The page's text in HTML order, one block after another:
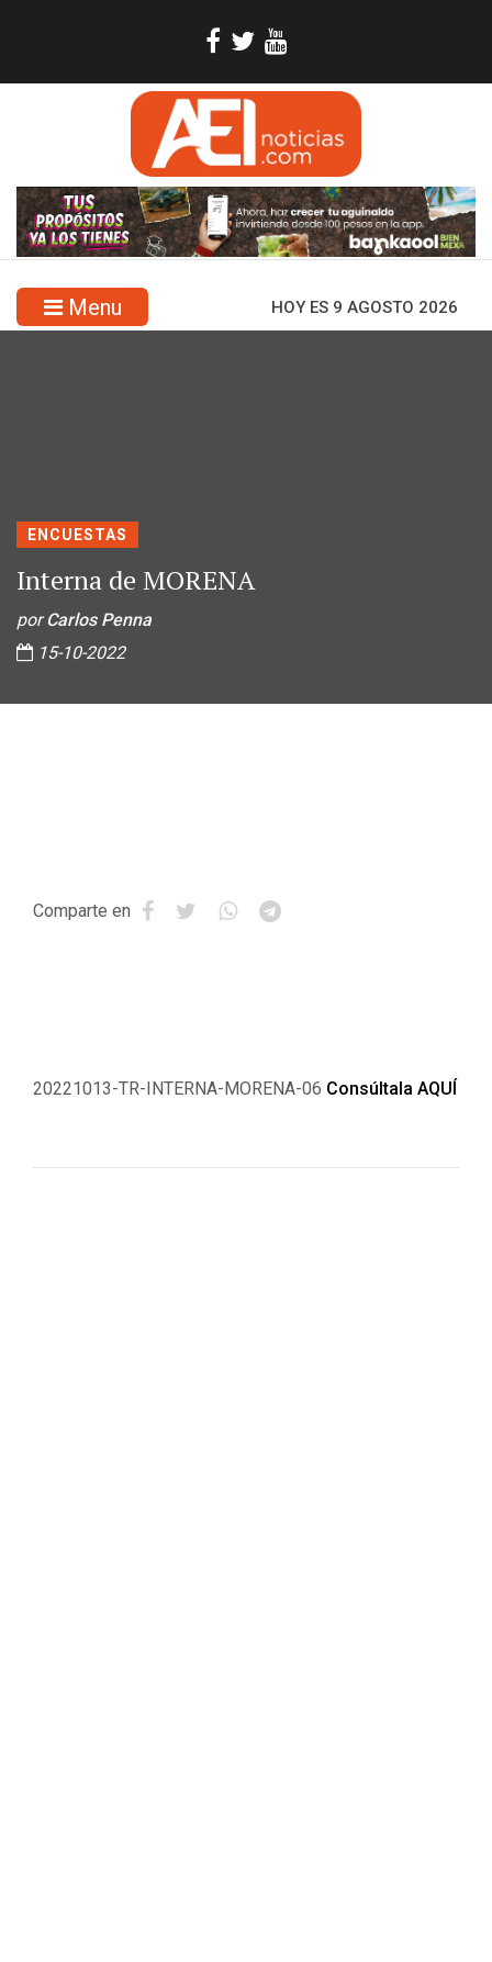
Menu HOY ES 9 AGOSTO 2026
ENCUESTAS
Interna de MORENA
porCarlos Penna
15-10-2022
Comparte en
20221013-TR-INTERNA-MORENA-06 Consúltala AQUÍ